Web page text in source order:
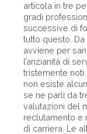
articola in tre
gradi
successive di
tutto questo. Da
avviene per
l’anzianità di
tristemente noti
non esiste
se ne parli da
valutazioni del
reclutamento e
di carriera. Le